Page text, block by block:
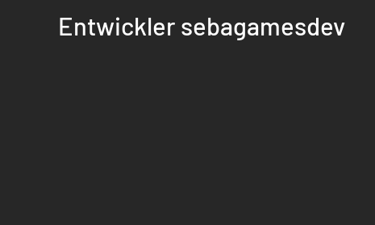
Entwickler sebagamesdev